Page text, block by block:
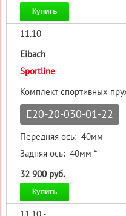
Купить
11.10 -
Eibach
Sportline
Комплект спортивных
E20-20-030-01-22
Передняя ось: -40мм
Задняя ось: -40мм *
32 900 руб.
Купить
11.10 -